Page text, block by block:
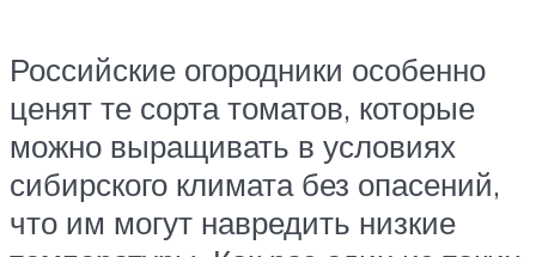
Российские огородники особенно
ценят те сорта томатов, которые
можно выращивать в условиях
сибирского климата без опасений,
что им могут навредить низкие